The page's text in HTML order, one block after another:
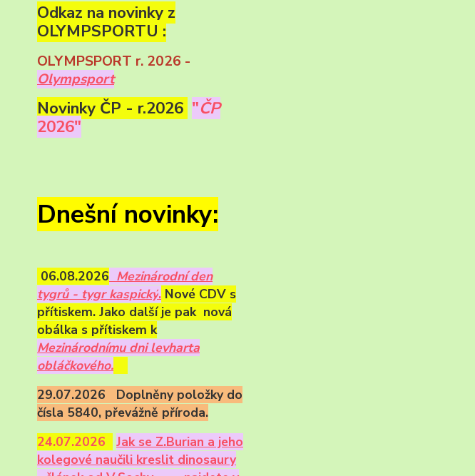
Odkaz na novinky z
OLYMPSPORTU :
OLYMPSPORT r. 2026 -
Olympsport
Novinky ČP - r.2026 "ČP
2026"
Dnešní novinky:
06.08.2026 Mezinárodní den
tygrů - tygr kaspický. Nové CDV s
přítiskem. Jako další je pak nová
obálka s přítiskem k
Mezinárodnímu dni levharta
obláčkového.
29.07.2026 Doplněny položky do
čísla 5840, převážně příroda.
24.07.2026
Jak se Z.Burian a jeho
kolegové naučili kreslit dinosaury